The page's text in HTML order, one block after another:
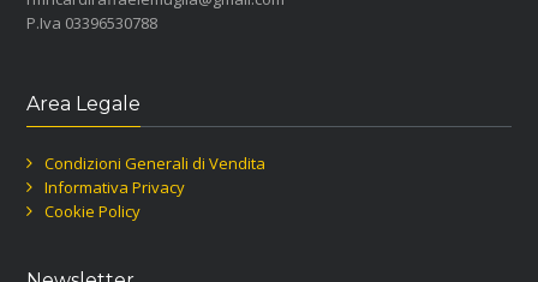
P.Iva 03396530788
Area Legale
Condizioni Generali di Vendita
Informativa Privacy
Cookie Policy